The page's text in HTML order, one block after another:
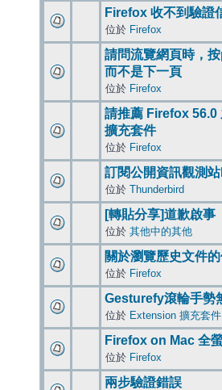
Firefox 收不到驗證
位於 Firefox
請問流覽網頁時，
而不是下一頁
位於 Firefox
請推薦 Firefox 56.0
擴充套件
位於 Firefox
訂閱公開資訊觀測
位於 Thunderbird
[轉貼分享]道歉啟事
位於 其他中的其他
關於瀏覽歷史文件
位於 Firefox
Gesturefy滾輪手勢
位於 Extension 擴充套件
Firefox on Mac 全
位於 Firefox
兩步驗證錯誤